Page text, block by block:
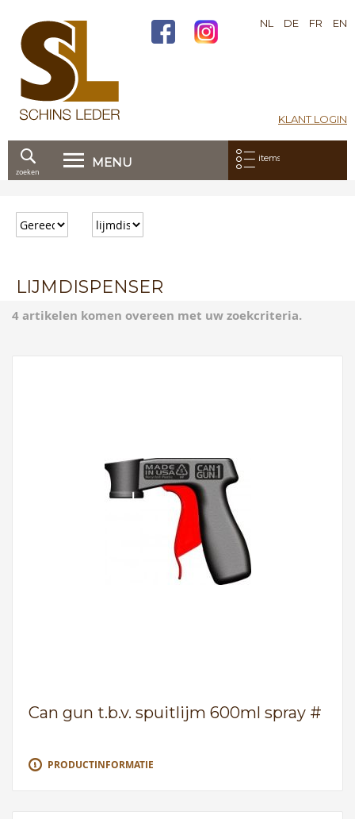
KLANT LOGIN
NL DE FR EN
MENU Mijn bestelling:
items
door
naar
zoeken
LIJMDISPENSER
4 artikelen komen overeen met uw zoekcriteria.
Can gun t.b.v. spuitlijm 600ml spray #
PRODUCTINFORMATIE